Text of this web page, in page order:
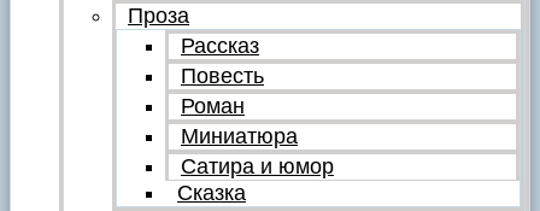
Проза
Рассказ
Повесть
Роман
Миниатюра
Сатира и юмор
Сказка